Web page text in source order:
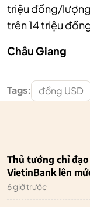
triệu đồng/
trên 14 triệu
Châu Giang
Tags: đồng USD
Thủ tướng chỉ
VietinBank lên
6 giờ trước